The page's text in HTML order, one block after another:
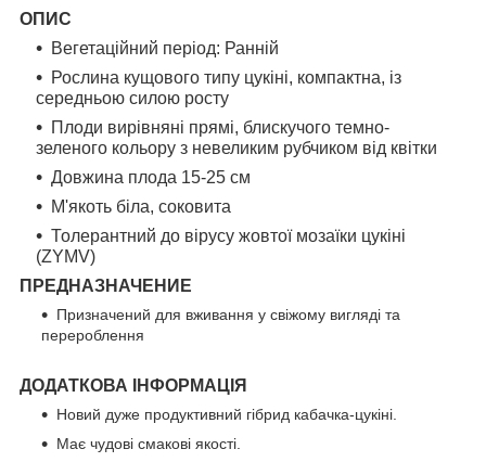
ОПИС
Вегетаційний період: Ранній
Рослина кущового типу цукіні, компактна, із
середньою силою росту
Плоди вирівняні прямі, блискучого темно-
зеленого кольору з невеликим рубчиком від квітки
Довжина плода 15-25 см
М'якоть біла, соковита
Толерантний до вірусу жовтої мозаїки цукіні
(ZYMV)
ПРЕДНАЗНАЧЕНИЕ
Призначений для вживання у свіжому вигляді та
перероблення
ДОДАТКОВА ІНФОРМАЦІЯ
Новий дуже продуктивний гібрид кабачка-цукіні.
Має чудові смакові якості.